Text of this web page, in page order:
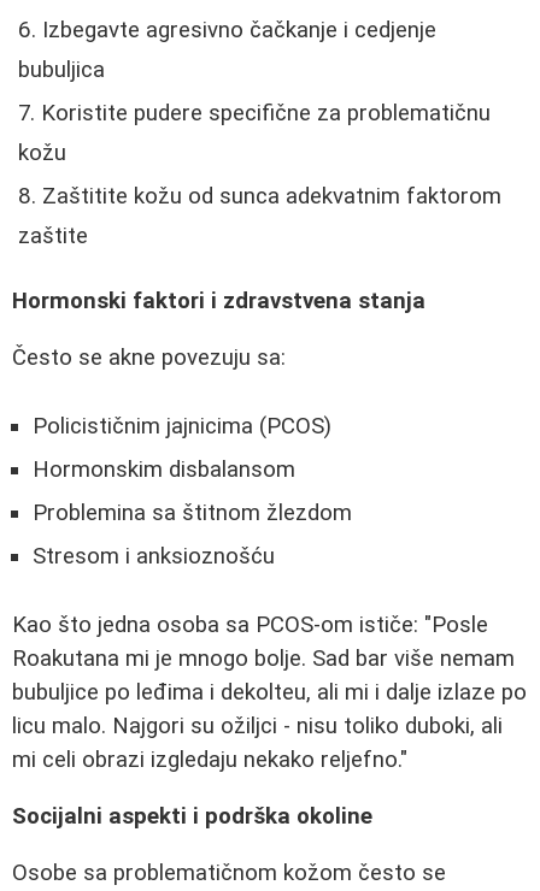
Izbegavte agresivno čačkanje i cedjenje
bubuljica
Koristite pudere specifične za problematičnu
kožu
Zaštitite kožu od sunca adekvatnim faktorom
zaštite
Hormonski faktori i zdravstvena stanja
Često se akne povezuju sa:
Policističnim jajnicima (PCOS)
Hormonskim disbalansom
Problemina sa štitnom žlezdom
Stresom i anksioznošću
Kao što jedna osoba sa PCOS-om ističe: "Posle
Roakutana mi je mnogo bolje. Sad bar više nemam
bubuljice po leđima i dekolteu, ali mi i dalje izlaze po
licu malo. Najgori su ožiljci - nisu toliko duboki, ali
mi celi obrazi izgledaju nekako reljefno."
Socijalni aspekti i podrška okoline
Osobe sa problematičnom kožom često se